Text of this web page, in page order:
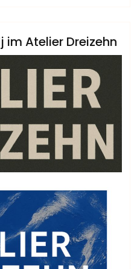
im Atelier Dreizehn